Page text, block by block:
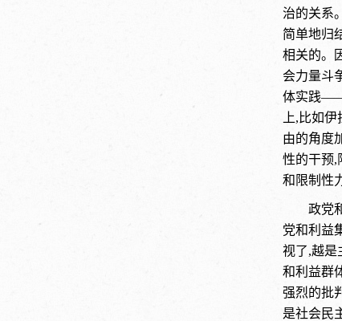
治的关系
简单地归
相关的。
会力量斗
体实践——
上,比如
由的角度
性的干预,
和限制性
政党
党和利益
视了,越是
和利益群
强烈的批
是社会民